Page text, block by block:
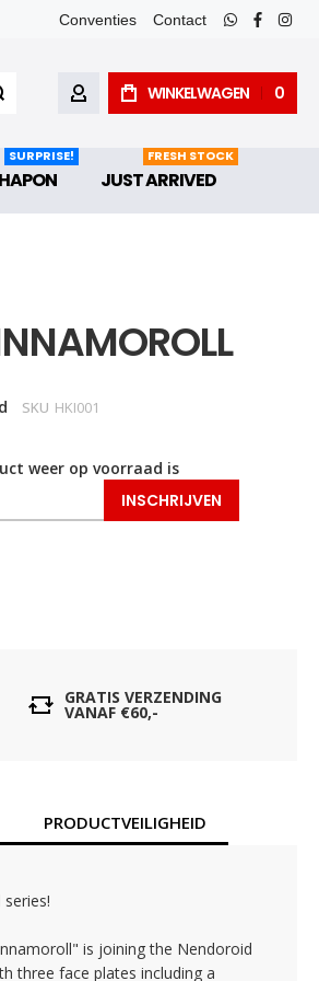
Conventies Contact
whatsapp
facebook
ACCOUNTWINKELWAGEN 0
SURPRISE!
JUST ARRIVED
FRESH STOCK
SKU HKI001
weer op voorraad is
INSCHRIJVEN
GRATIS VERZENDING
VANAF €60,-
is joining the Nendoroid
three face plates including a
PRODUCTVEILIGHEID